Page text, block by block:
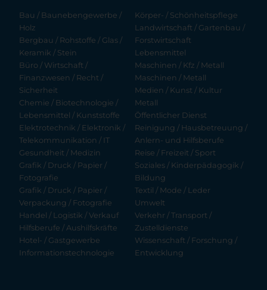
Bau / Baunebengewerbe /
Holz
Bergbau / Rohstoffe / Glas /
Keramik / Stein
Büro / Wirtschaft /
Finanzwesen / Recht /
Sicherheit
Chemie / Biotechnologie /
Lebensmittel / Kunststoffe
Elektrotechnik / Elektronik /
Telekommunikation / IT
Gesundheit / Medizin
Grafik / Druck / Papier /
Fotografie
Grafik / Druck / Papier /
Verpackung / Fotografie
Handel / Logistik / Verkauf
Hilfsberufe / Aushilfskräfte
Hotel- / Gastgewerbe
Informationstechnologie
Körper- / Schönheitspflege
Landwirtschaft / Gartenbau /
Forstwirtschaft
Lebensmittel
Maschinen / Kfz / Metall
Maschinen / Metall
Medien / Kunst / Kultur
Metall
Öffentlicher Dienst
Reinigung / Hausbetreuung /
Anlern- und Hilfsberufe
Reise / Freizeit / Sport
Soziales / Kinderpädagogik /
Bildung
Textil / Mode / Leder
Umwelt
Verkehr / Transport /
Zustelldienste
Wissenschaft / Forschung /
Entwicklung